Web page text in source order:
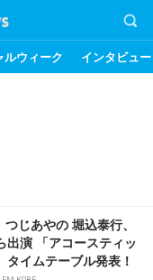
ルウィーク インタビュー
じあやの 堀込泰行、
出演 「アコースティッ
イムテーブル発表！